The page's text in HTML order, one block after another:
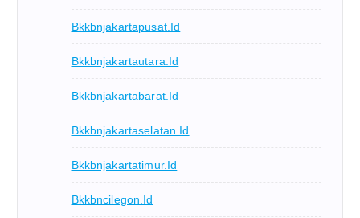
Bkkbnjakartapusat.id
Bkkbnjakartautara.id
Bkkbnjakartabarat.id
Bkkbnjakartaselatan.id
Bkkbnjakartatimur.id
Bkkbncilegon.id